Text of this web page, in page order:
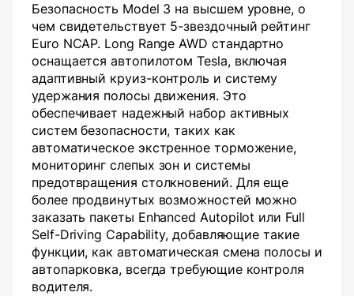
Безопасность Model 3 на высшем уровне, о
чем свидетельствует 5-звездочный рейтинг
Euro NCAP. Long Range AWD стандартно
оснащается автопилотом Tesla, включая
адаптивный круиз-контроль и систему
удержания полосы движения. Это
обеспечивает надежный набор активных
систем безопасности, таких как
автоматическое экстренное торможение,
мониторинг слепых зон и системы
предотвращения столкновений. Для еще
более продвинутых возможностей можно
заказать пакеты Enhanced Autopilot или Full
Self-Driving Capability, добавляющие такие
функции, как автоматическая смена полосы и
автопарковка, всегда требующие контроля
водителя.